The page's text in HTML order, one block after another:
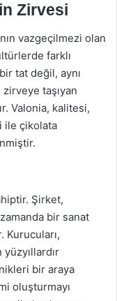
Zirvesi
vazgeçilmezi olan
farklı
tat değil, aynı
taşıyan
Valonia, kalitesi,
ile çikolata
Şirket,
bir sanat
Kurucuları,
bir araya
oluşturmayı